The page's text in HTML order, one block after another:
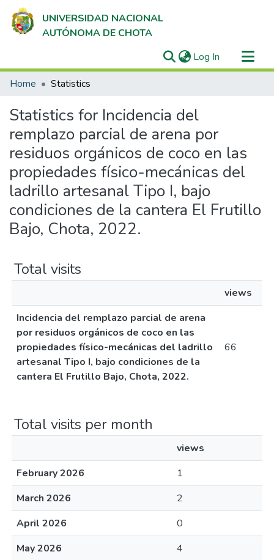
UNIVERSIDAD NACIONAL
AUTÓNOMA DE CHOTA
Log In (current)
Communities & Collections
Home Statistics
Statistics for Incidencia del
remplazo parcial de arena por
residuos orgánicos de coco en las
propiedades físico-mecánicas del
ladrillo artesanal Tipo I, bajo
condiciones de la cantera El Frutillo
Bajo, Chota, 2022.
Total visits
views
Incidencia del remplazo parcial de arena
por residuos orgánicos de coco en las
propiedades físico-mecánicas del ladrillo
artesanal Tipo I, bajo condiciones de la
cantera El Frutillo Bajo, Chota, 2022.
66
Total visits per month
views
February 2026
1
March 2026
2
April 2026
0
May 2026
4